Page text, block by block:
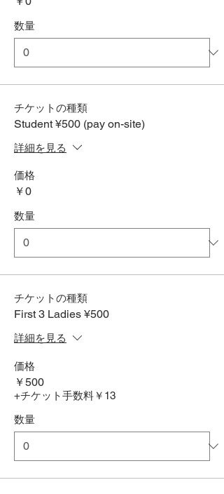
数量
チケットの種類
Student ¥500 (pay on-site)
詳細を見る
価格
￥0
数量
チケットの種類
First 3 Ladies ¥500
詳細を見る
価格
￥500
+チケット手数料￥13
数量